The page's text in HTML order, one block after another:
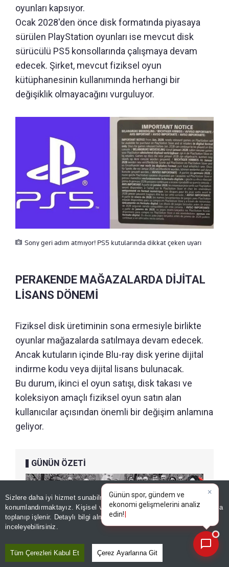
Sizlere daha iyi hizmet sunabilmek adına sitemizdeçerez
konumlandırmaktayız. Kişisel verileriniz, KVKK ve GDPR kapsamında
toplanıp işlenir. Detaylı bilgi almak için
inceleyebilirsiniz.
Tüm Çerezleri Kabul Et Çerez Ayarlarına Git
oyunları kapsıyor.
Ocak 2028'den önce disk formatında piyasaya
sürülen PlayStation oyunları ise mevcut disk
sürücülü PS5 konsollarında çalışmaya devam
edecek. Şirket, mevcut fiziksel oyun
kütüphanesinin kullanımında herhangi bir
değişiklik olmayacağını vurguluyor.
Sony geri adım atmıyor! PS5 kutularında dikkat çeken uyarı
PERAKENDE MAĞAZALARDA DİJİTAL
LİSANS DÖNEMİ
Fiziksel disk üretiminin sona ermesiyle birlikte
oyunlar mağazalarda satılmaya devam edecek.
Ancak kutuların içinde Blu-ray disk yerine dijital
indirme kodu veya dijital lisans bulunacak.
Bu durum, ikinci el oyun satışı, disk takası ve
koleksiyon amaçlı fiziksel oyun satın alan
kullanıcılar açısından önemli bir değişim anlamına
geliyor.
GÜNÜN ÖZETİ
×
Günün spor, gündem ve
ekonomi gelişmelerini analiz
edin!